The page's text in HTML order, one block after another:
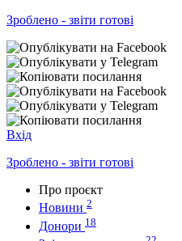
Зроблено - звіти готові
Вхід
Зроблено - звіти готові
Про проєкт
Новини 2
Донори 18